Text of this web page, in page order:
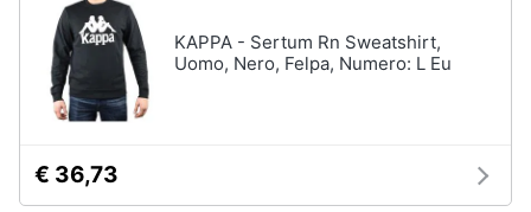
KAPPA - Sertum Rn Sweatshirt,
Uomo, Nero, Felpa, Numero: L Eu
€ 36,73